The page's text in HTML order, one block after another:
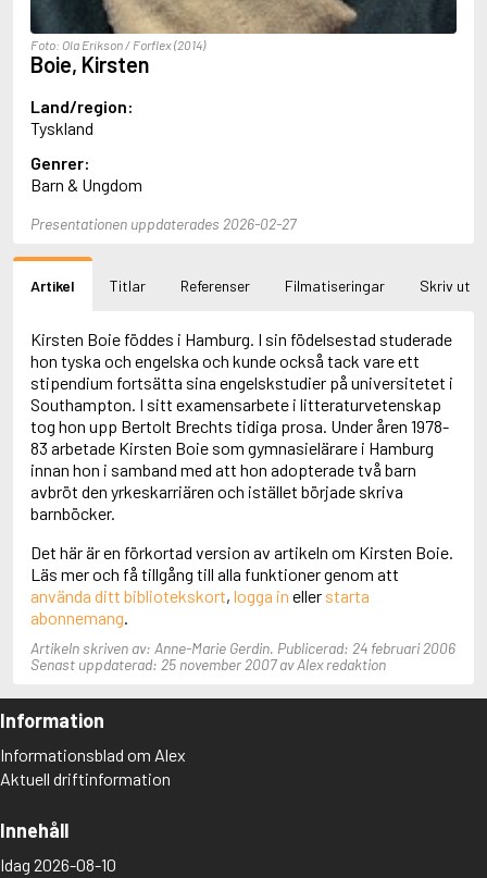
Adam de la Halle
Adamov, Arthur
Adams, Douglas
Adams, Herbert
Adams, Jane
Adams, Richard
Adbåge, Emma
Adbåge, Lisen
Adelborg, Ottilia
Adiga, Aravind
Adnan, Etel
Adolfsson, Evert
Adolfsson, Gunnar
Adolfsson, Josefine
Adolfsson, Maria
Adolphsen, Peter
Foto: Ola Erikson / Forflex (2014)
Boie, Kirsten
Land/region:
Tyskland
Genrer:
Barn & Ungdom
Presentationen uppdaterades 2026-02-27
Artikel Titlar Referenser Filmatiseringar Skriv ut
Kirsten Boie föddes i Hamburg. I sin födelsestad studerade
hon tyska och engelska och kunde också tack vare ett
stipendium fortsätta sina engelskstudier på universitetet i
Southampton. I sitt examensarbete i litteraturvetenskap
tog hon upp Bertolt Brechts tidiga prosa. Under åren 1978-
83 arbetade Kirsten Boie som gymnasielärare i Hamburg
innan hon i samband med att hon adopterade två barn
avbröt den yrkeskarriären och istället började skriva
barnböcker.
Det här är en förkortad version av artikeln om Kirsten Boie.
Läs mer och få tillgång till alla funktioner genom att
använda ditt bibliotekskort, logga in eller starta
abonnemang
Artikeln skriven av: Anne-Marie Gerdin. Publicerad: 24 februari 2006
Senast uppdaterad: 25 november 2007 av Alex redaktion
Information
Informationsblad om Alex
Aktuell driftinformation
Innehåll
Idag 2026-08-10